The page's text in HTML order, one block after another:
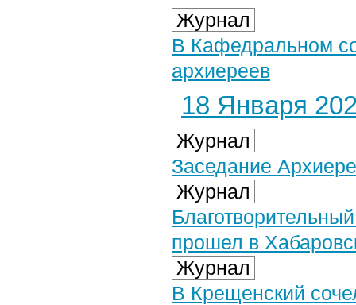
Журнал
В Кафедральном
архиереев
18 Января
Журнал
Заседание
Журнал
прошел в
Журнал
В Крещенский